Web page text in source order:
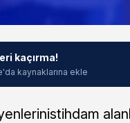
kaçırma!
kaynaklarına ekle